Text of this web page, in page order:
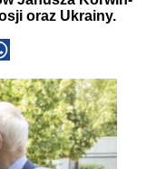
oraz Ukrainy.